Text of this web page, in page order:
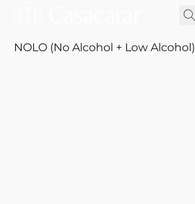
NOLO (No Alcohol + Low Alcohol)